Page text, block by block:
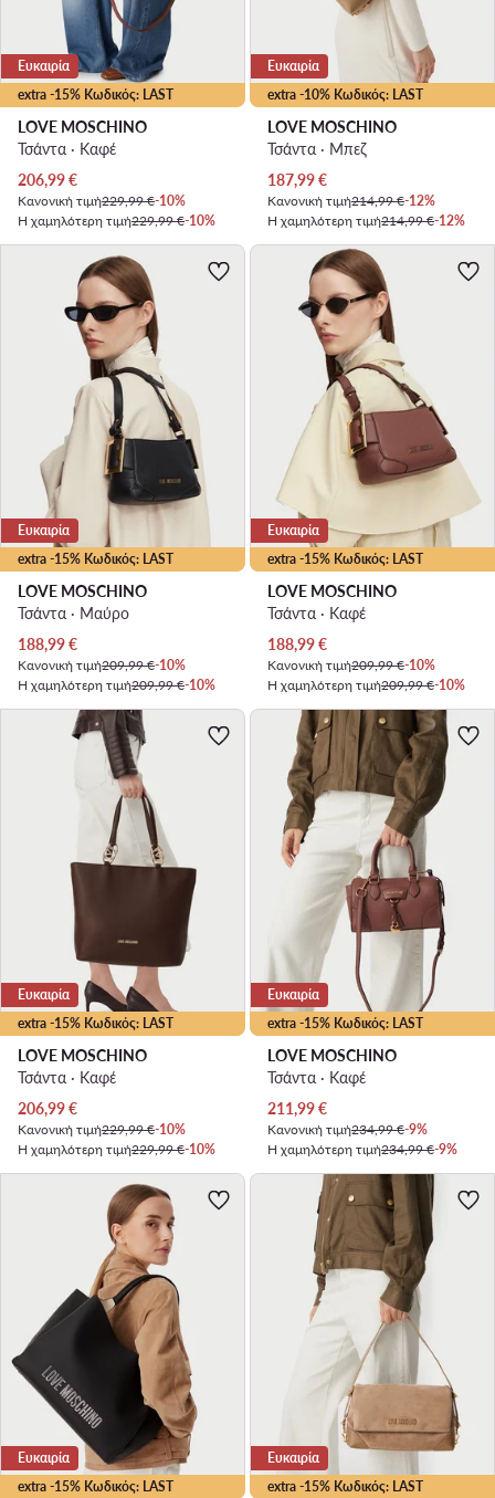
extra -15% Κωδικός: LAST
Ευκαιρία
LOVE MOSCHINO
Τσάντα · Καφέ
Τρέχουσα τιμή
206,99€
Κανονική τιμή229,99 €-10%
Η χαμηλότερη τιμή229,99 €-10%
extra -10% Κωδικός: LAST
Ευκαιρία
LOVE MOSCHINO
Τσάντα · Μπεζ
Τρέχουσα τιμή
187,99€
Κανονική τιμή214,99 €-12%
Η χαμηλότερη τιμή214,99 €-12%
extra -15% Κωδικός: LAST
Ευκαιρία
LOVE MOSCHINO
Τσάντα · Μαύρο
Τρέχουσα τιμή
188,99€
Κανονική τιμή209,99 €-10%
Η χαμηλότερη τιμή209,99 €-10%
extra -15% Κωδικός: LAST
Ευκαιρία
LOVE MOSCHINO
Τσάντα · Καφέ
Τρέχουσα τιμή
188,99€
Κανονική τιμή209,99 €-10%
Η χαμηλότερη τιμή209,99 €-10%
extra -15% Κωδικός: LAST
Ευκαιρία
LOVE MOSCHINO
Τσάντα · Καφέ
Τρέχουσα τιμή
206,99€
Κανονική τιμή229,99 €-10%
Η χαμηλότερη τιμή229,99 €-10%
extra -15% Κωδικός: LAST
Ευκαιρία
LOVE MOSCHINO
Τσάντα · Καφέ
Τρέχουσα τιμή
211,99€
Κανονική τιμή234,99 €-9%
Η χαμηλότερη τιμή234,99 €-9%
extra -15% Κωδικός: LAST
Ευκαιρία
extra -15% Κωδικός: LAST
Ευκαιρία